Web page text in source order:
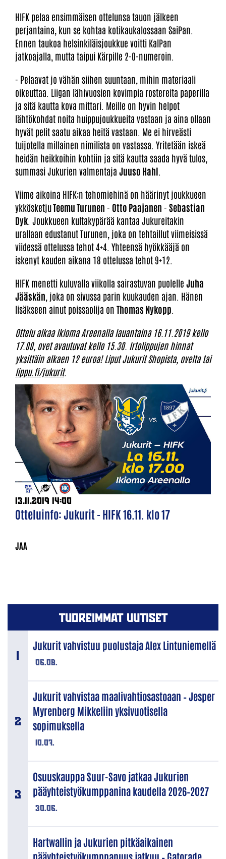
HIFK pelaa ensimmäisen ottelunsa tauon jälkeen
perjantaina, kun se kohtaa kotikaukalossaan SaiPan.
Ennen taukoa helsinkiläisjoukkue voitti KalPan
jatkoajalla, mutta taipui Kärpille 2-0-numeroin.
- Pelaavat jo vähän siihen suuntaan, mihin materiaali
oikeuttaa. Liigan lähivuosien kovimpia rostereita paperilla
ja sitä kautta kova mittari. Meille on hyvin helpot
lähtökohdat noita huippujoukkueita vastaan ja aina ollaan
hyvät pelit saatu aikaa heitä vastaan. Me ei hirveästi
tuijotella millainen nimilista on vastassa. Yritetään iskeä
heidän heikkoihin kohtiin ja sitä kautta saada hyvä tulos,
summasi Jukurien valmentaja Juuso Hahl
Viime aikoina HIFK:n tehomiehinä on häärinyt joukkueen
ykkösketjuTeemu Turunen - Otto Paajanen - Sebastian
Dyk . Joukkueen kultakypärää kantaa Jukureitakin
urallaan edustanut Turunen, joka on tehtaillut viimeisissä
viidessä ottelussa tehot 4+4. Yhteensä hyökkääjä on
iskenyt kauden aikana 18 ottelussa tehot 9+12.
HIFK menetti kuluvalla viikolla sairastuvan puolelle Juha
Jääskän , joka on sivussa parin kuukauden ajan. Hänen
lisäkseen ainut poissaolija on Thomas Nykopp
Ottelu alkaa Ikioma Areenalla lauantaina 16.11.2019 kello
17.00, ovet avautuvat kello 15.30. Irtolippujen hinnat
yksittäin alkaen 12 euroa! Liput Jukurit Shopista, ovelta tai
lippu.fi/jukurit.
Otteluinfo: Jukurit - HIFK 16.11. klo 17
13.11.2019 14:00
TUOREIMMAT UUTISET
06.08.
Jukurit vahvistuu puolustaja Alex Lintuniemellä
10.07.
Jukurit vahvistaa maalivahtiosastoaan – Jesper
Myrenberg Mikkeliin yksivuotisella
sopimuksella
30.06.
Osuuskauppa Suur-Savo jatkaa Jukurien
pääyhteistyökumppanina kaudella 2026–2027
Hartwallin ja Jukurien pitkäaikainen
pääyhteistyökumppanuus jatkuu – Gatorade